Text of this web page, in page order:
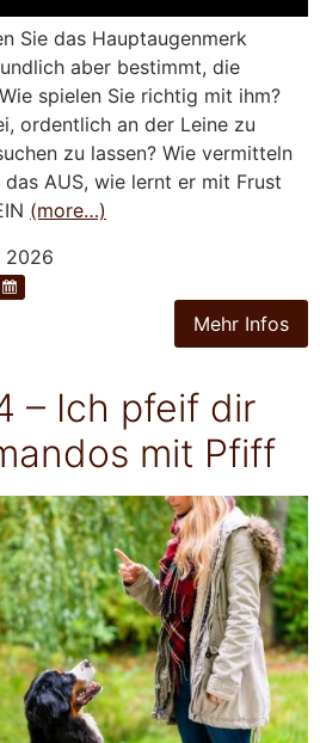
Sie das Hauptaugenmerk
aber bestimmt, die
spielen Sie richtig mit ihm?
ordentlich an der Leine zu
zu lassen? Wie vermitteln
AUS, wie lernt er mit Frust
(more…)
2026
– Ich pfeif dir
mit Pfiff